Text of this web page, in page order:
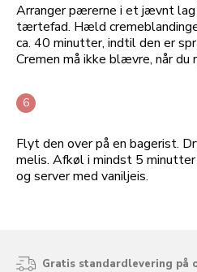
Arranger pærerne i et jævnt lag
tærtefad. Hæld
ca. 40 minutter, indtil den er
Cremen må ikke blævre, når
Flyt den over på en bagerist.
melis. Afkøl i mindst 5
og server med vaniljeis.
Gratis standardlevering på